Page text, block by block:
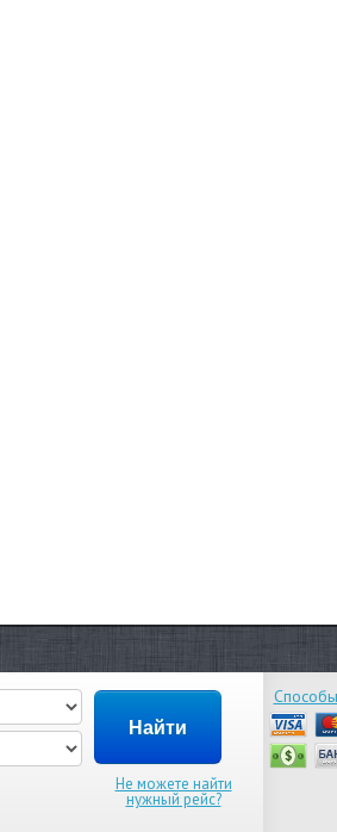
Не можете найти
нужный рейс?